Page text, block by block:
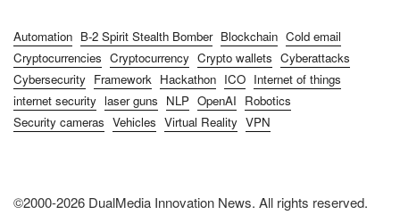
Automation B-2 Spirit Stealth Bomber Blockchain Cold email
Cryptocurrencies Cryptocurrency Crypto wallets Cyberattacks
Cybersecurity Framework Hackathon ICO Internet of things
internet security laser guns NLP OpenAI Robotics
Security cameras Vehicles Virtual Reality VPN
©2000-2026 DualMedia Innovation News. All rights reserved.